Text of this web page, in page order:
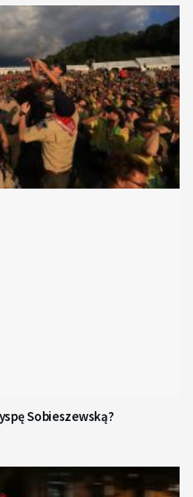
Sobieszewską?